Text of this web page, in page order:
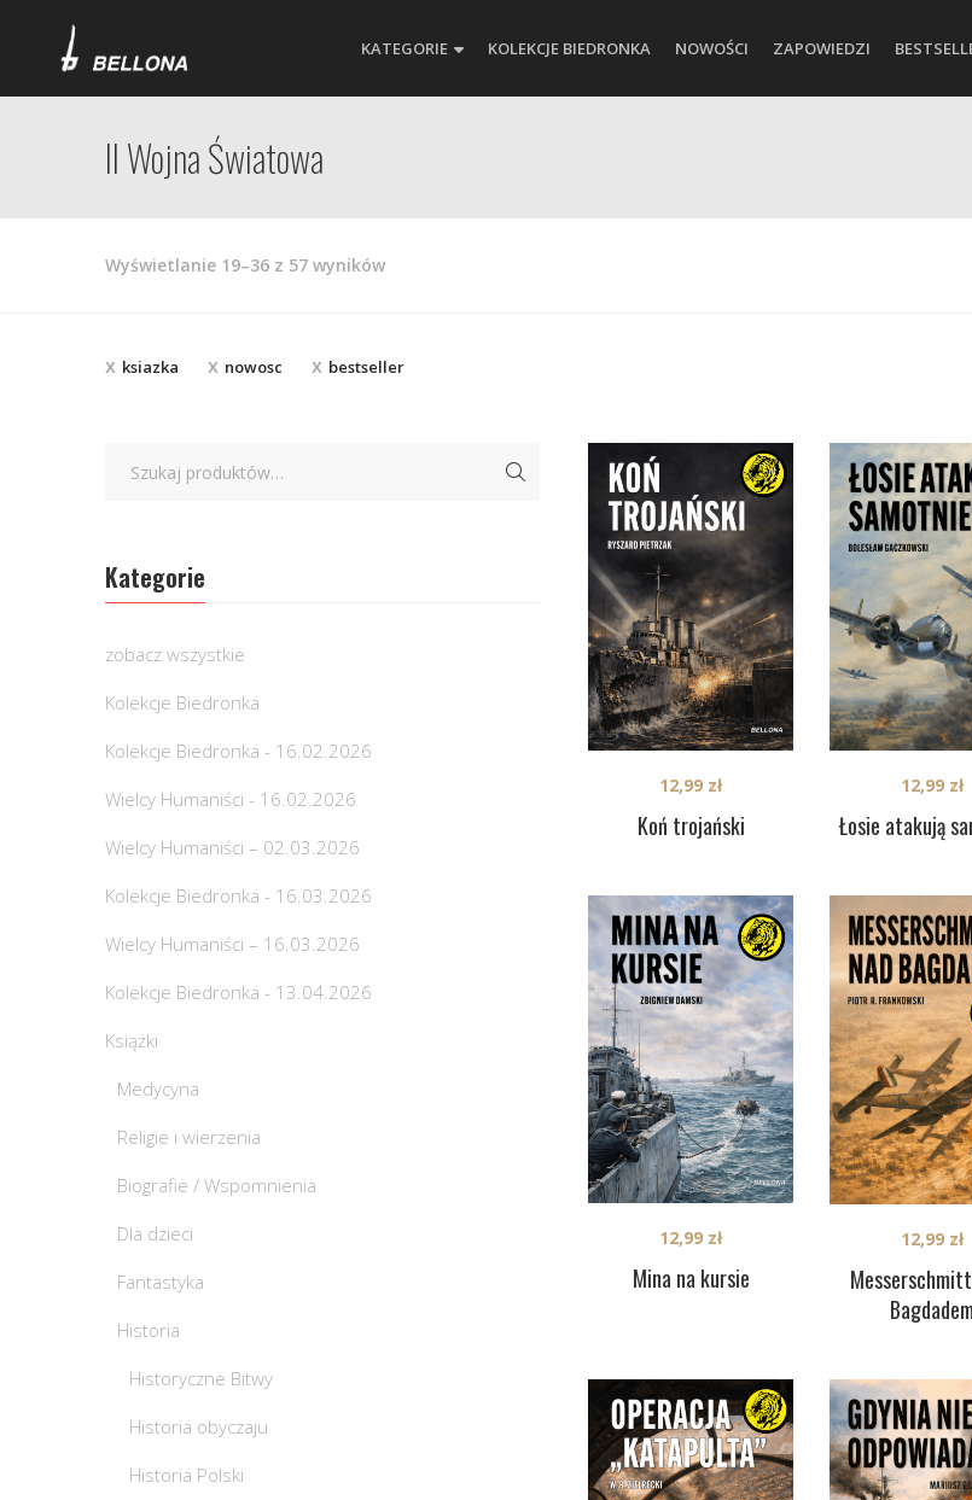
KATEGORIE KOLEKCJE BIEDRONKA NOWOŚCI ZAPOWIEDZI
II Wojna Światowa
Wyświetlanie 19–36 z 57 wynikówPosortowane
ksiazka nowosc bestseller
Koń trojański
12,99 zł
Łosie atakują
12,99 zł
Mina na kursie
12,99 zł
Bagdadem
12,99 zł
Kategorie
zobacz wszystkie
Kolekcje Biedronka
Kolekcje Biedronka - 16.02.2026
Wielcy Humaniści - 16.02.2026
Wielcy Humaniści – 02.03.2026
Kolekcje Biedronka - 16.03.2026
Wielcy Humaniści – 16.03.2026
Kolekcje Biedronka - 13.04.2026
Książki
Medycyna
Religie i wierzenia
Biografie / Wspomnienia
Dla dzieci
Fantastyka
Historia
Historyczne Bitwy
Historia obyczaju
Historia Polski